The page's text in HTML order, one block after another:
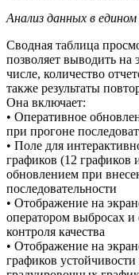
Анализ данных в
Сводная таблица
позволяет выводить
числе, количество
также результаты
Она включает:
• Оперативное
при прогоне
• Поле для
графиков (12
обновлением при
последовательности
• Отображение на
оператором выбросах и
контроля качества
• Отображение на
графиков